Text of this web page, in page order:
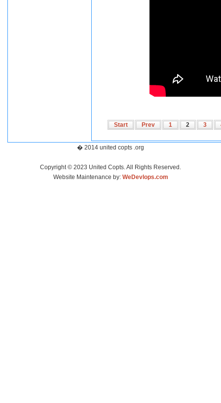
Start Prev 1 2 3
� 2014 united copts .org
Copyright © 2023 United Copts. All Rights Reserved.
Website Maintenance by: WeDevlops.com